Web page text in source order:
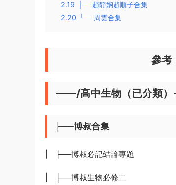
2.19
├──趙靜娴趙順子合集
2.20
└──周雲合集
參考
——/高中生物（已分類）
├──博叔合集
| ├──博叔必記結論專題
| ├──博叔生物必修二